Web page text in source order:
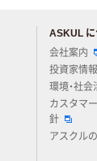
ASKUL に
会社案内
投資家情報
環境・社
カスタマ
針
アスクル